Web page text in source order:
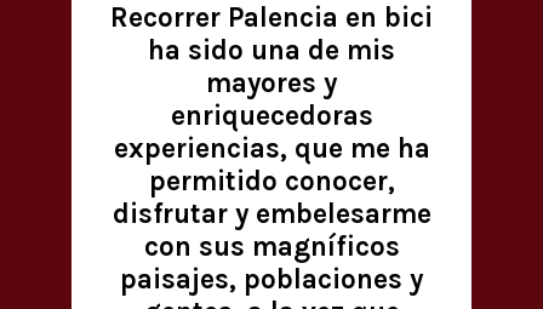
Recorrer Palencia en bici
ha sido una de mis
mayores y
enriquecedoras
experiencias, que me ha
permitido conocer,
disfrutar y embelesarme
con sus magníficos
paisajes, poblaciones y